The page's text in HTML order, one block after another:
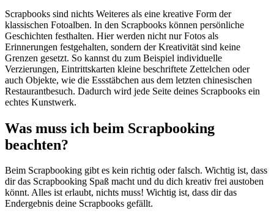
Scrapbooks sind nichts Weiteres als eine kreative Form der
klassischen Fotoalben. In den Scrapbooks können persönliche
Geschichten festhalten. Hier werden nicht nur Fotos als
Erinnerungen festgehalten, sondern der Kreativität sind keine
Grenzen gesetzt. So kannst du zum Beispiel individuelle
Verzierungen, Eintrittskarten kleine beschriftete Zettelchen oder
auch Objekte, wie die Essstäbchen aus dem letzten chinesischen
Restaurantbesuch. Dadurch wird jede Seite deines Scrapbooks ein
echtes Kunstwerk.
Was muss ich beim Scrapbooking
beachten?
Beim Scrapbooking gibt es kein richtig oder falsch. Wichtig ist, dass
dir das Scrapbooking Spaß macht und du dich kreativ frei austoben
könnt. Alles ist erlaubt, nichts muss! Wichtig ist, dass dir das
Endergebnis deine Scrapbooks gefällt.